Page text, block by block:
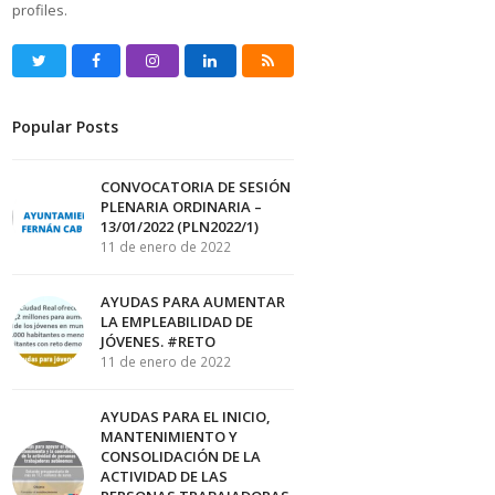
profiles.
TwitterFacebookInstagramLinkedInRSS
Popular Posts
CONVOCATORIA DE SESIÓN
PLENARIA ORDINARIA –
13/01/2022 (PLN2022/1)
11 de enero de 2022
AYUDAS PARA AUMENTAR
LA EMPLEABILIDAD DE
JÓVENES. #RETO
11 de enero de 2022
AYUDAS PARA EL INICIO,
MANTENIMIENTO Y
CONSOLIDACIÓN DE LA
ACTIVIDAD DE LAS